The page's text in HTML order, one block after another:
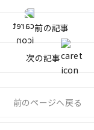
前の記事
次の記事
前のページへ戻る